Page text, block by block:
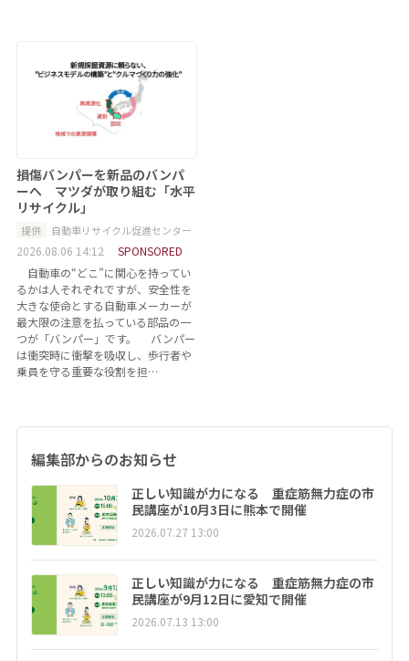
損傷バンパーを新品のバンパ
ーへ マツダが取り組む「水平
リサイクル」
提供 自動車リサイクル促進センター
2026.08.06 14:12
SPONSORED
自動車の“どこ”に関心を持ってい
るかは人それぞれですが、安全性を
大きな使命とする自動車メーカーが
最大限の注意を払っている部品の一
つが「バンパー」です。 バンパー
は衝突時に衝撃を吸収し、歩行者や
乗員を守る重要な役割を担…
編集部からのお知らせ
正しい知識が力になる 重症筋無力症の市
民講座が10月3日に熊本で開催
2026.07.27 13:00
正しい知識が力になる 重症筋無力症の市
民講座が9月12日に愛知で開催
2026.07.13 13:00